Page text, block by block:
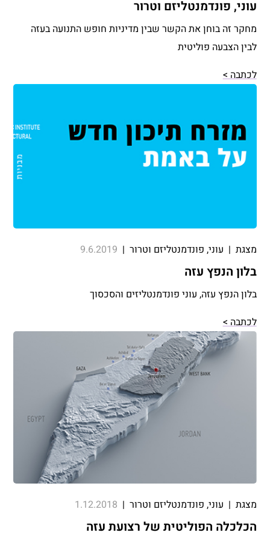
עוני, פונדמנטליזם וטרור
מחקר זה בוחן את הקשר שבין מדיניות חופש התנועה בעזה
לבין הצבעה פוליטית
לכתבה >
מצגת| עוני, פונדמנטליזם וטרור|
9.6.2019
בלון הנפץ עזה
בלון הנפץ עזה, עוני פונדמנטליזים והסכסוך
לכתבה >
מצגת| עוני, פונדמנטליזם וטרור|
1.12.2018
הכלכלה הפוליטית של רצועת עזה